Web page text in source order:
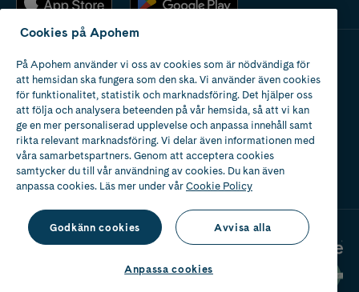
Apotek med tillstånd
av Läkemedelsverket
Cookies på Apohem
På Apohem använder vi oss av cookies som är nödvändiga för
att hemsidan ska fungera som den ska. Vi använder även cookies
för funktionalitet, statistik och marknadsföring. Det hjälper oss
att följa och analysera beteenden på vår hemsida, så att vi kan
ge en mer personaliserad upplevelse och anpassa innehåll samt
rikta relevant marknadsföring. Vi delar även informationen med
våra samarbetspartners. Genom att acceptera cookies
samtycker du till vår användning av cookies. Du kan även
anpassa cookies. Läs mer under vårCookie Policy
Godkänn cookies Avvisa alla
Anpassa cookies